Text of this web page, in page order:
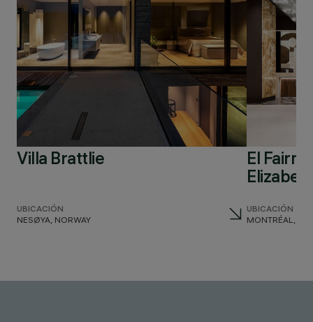
Villa Brattlie
UBICACIÓN
NESØYA, NORWAY
El
UBICACIÓN
MONTRÉAL,